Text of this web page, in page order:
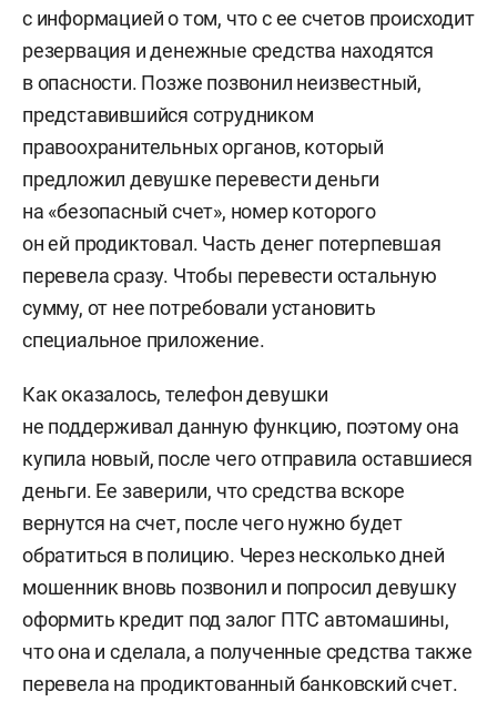
с информацией о том, что с ее счетов происходит
резервация и денежные средства находятся
в опасности. Позже позвонил неизвестный,
представившийся сотрудником
правоохранительных органов, который
предложил девушке перевести деньги
на «безопасный счет», номер которого
он ей продиктовал. Часть денег потерпевшая
перевела сразу. Чтобы перевести остальную
сумму, от нее потребовали установить
специальное приложение.
Как оказалось, телефон девушки
не поддерживал данную функцию, поэтому она
купила новый, после чего отправила оставшиеся
деньги. Ее заверили, что средства вскоре
вернутся на счет, после чего нужно будет
обратиться в полицию. Через несколько дней
мошенник вновь позвонил и попросил девушку
оформить кредит под залог ПТС автомашины,
что она и сделала, а полученные средства также
перевела на продиктованный банковский счет.